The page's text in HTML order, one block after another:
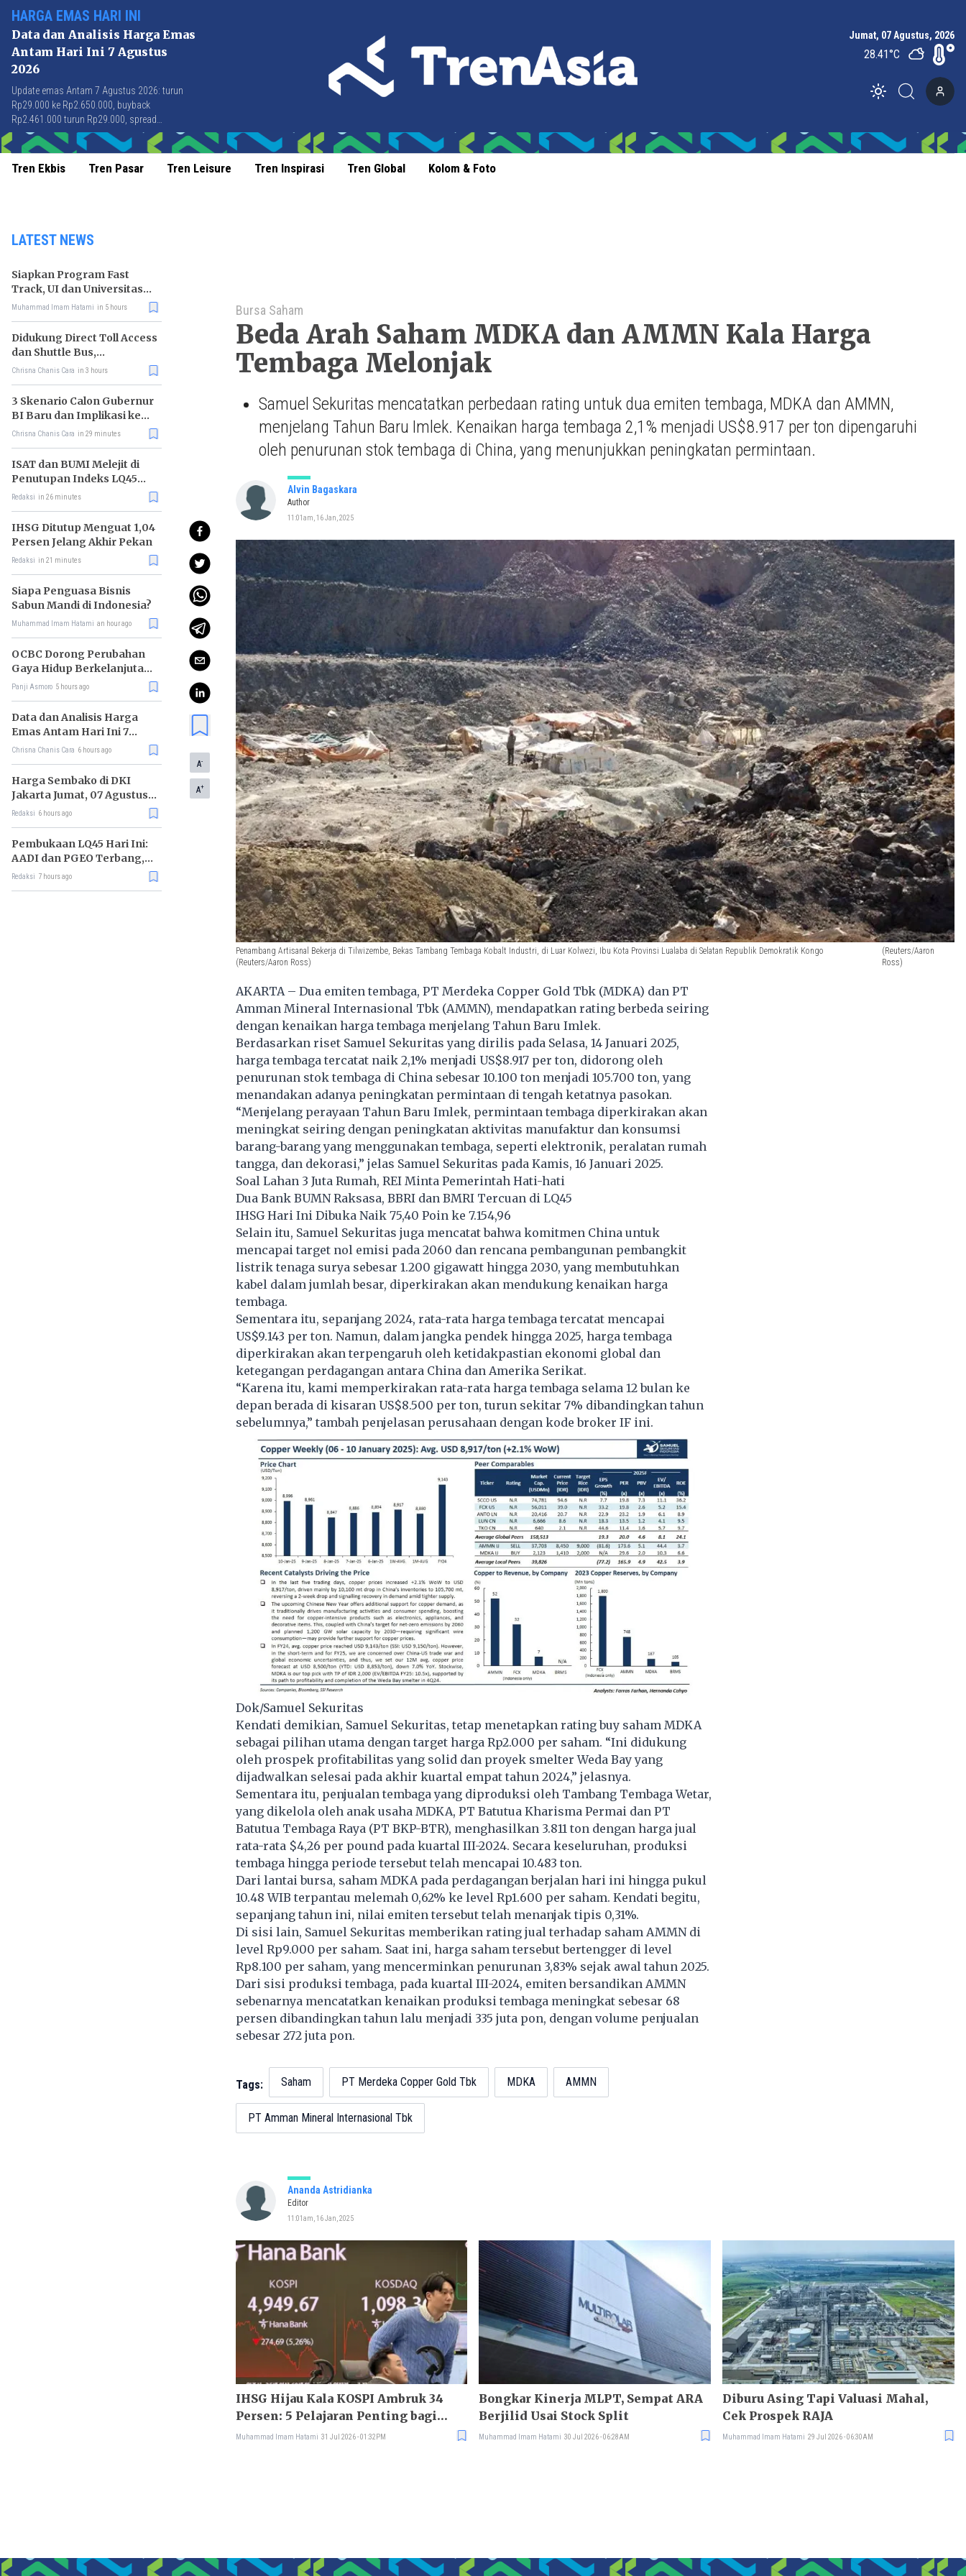
HARGA EMAS HARI INI
Data dan Analisis Harga Emas
Antam Hari Ini 7 Agustus
2026
Update emas Antam 7 Agustus 2026: turun
Rp29.000 ke Rp2.650.000, buyback
Rp2.461.000 turun Rp29.000, spread
Rp189.000 stabil di level terbaik sejak April
2026.
Jumat, 07 Agustus, 2026
28.41°C
Toggle theme
Tren Ekbis Tren Pasar Tren Leisure Tren Inspirasi Tren Global Kolom & Foto
LATEST NEWS
Siapkan Program Fast
Track, UI dan Universitas
Agung Podomoro Jalin
Muhammad Imam Hatami in 5 hours
Didukung Direct Toll Access
dan Shuttle Bus,
Paramount Petals Kian
Chrisna Chanis Cara in 3 hours
3 Skenario Calon Gubernur
BI Baru dan Implikasi ke
Pasar
Chrisna Chanis Cara in 29 minutes
ISAT dan BUMI Melejit di
Penutupan Indeks LQ45
Hari Ini
Redaksi in 26 minutes
IHSG Ditutup Menguat 1,04
Persen Jelang Akhir Pekan
Redaksi in 21 minutes
Siapa Penguasa Bisnis
Sabun Mandi di Indonesia?
Muhammad Imam Hatami an hour ago
OCBC Dorong Perubahan
Gaya Hidup Berkelanjutan
melalui Program RISE
Panji Asmoro 5 hours ago
Data dan Analisis Harga
Emas Antam Hari Ini 7
Agustus 2026
Chrisna Chanis Cara 6 hours ago
Harga Sembako di DKI
Jakarta Jumat, 07 Agustus
2026, Daging Sapi Naik, Gas
Redaksi 6 hours ago
Pembukaan LQ45 Hari Ini:
AADI dan PGEO Terbang,
HRTA Tiarap
Redaksi 7 hours ago
A-
A+
Bursa Saham
Beda Arah Saham MDKA dan AMMN Kala Harga
Tembaga Melonjak
Samuel Sekuritas mencatatkan perbedaan rating untuk dua emiten tembaga, MDKA dan AMMN,
menjelang Tahun Baru Imlek. Kenaikan harga tembaga 2,1% menjadi US$8.917 per ton dipengaruhi
oleh penurunan stok tembaga di China, yang menunjukkan peningkatan permintaan.
Alvin Bagaskara
Author
11:01am, 16 Jan, 2025
Penambang Artisanal Bekerja di Tilwizembe, Bekas Tambang Tembaga Kobalt Industri, di Luar Kolwezi, Ibu Kota Provinsi Lualaba di Selatan Republik Demokratik Kongo
(Reuters/Aaron Ross)
(Reuters/Aaron
Ross)
AKARTA – Dua emiten tembaga, PT Merdeka Copper Gold Tbk (MDKA) dan PT
Amman Mineral Internasional Tbk (AMMN), mendapatkan rating berbeda seiring
dengan kenaikan harga tembaga menjelang Tahun Baru Imlek.
Berdasarkan riset Samuel Sekuritas yang dirilis pada Selasa, 14 Januari 2025,
harga tembaga tercatat naik 2,1% menjadi US$8.917 per ton, didorong oleh
penurunan stok tembaga di China sebesar 10.100 ton menjadi 105.700 ton, yang
menandakan adanya peningkatan permintaan di tengah ketatnya pasokan.
“Menjelang perayaan Tahun Baru Imlek, permintaan tembaga diperkirakan akan
meningkat seiring dengan peningkatan aktivitas manufaktur dan konsumsi
barang-barang yang menggunakan tembaga, seperti elektronik, peralatan rumah
tangga, dan dekorasi,” jelas Samuel Sekuritas pada Kamis, 16 Januari 2025.
Soal Lahan 3 Juta Rumah, REI Minta Pemerintah Hati-hati
Dua Bank BUMN Raksasa, BBRI dan BMRI Tercuan di LQ45
IHSG Hari Ini Dibuka Naik 75,40 Poin ke 7.154,96
Selain itu, Samuel Sekuritas juga mencatat bahwa komitmen China untuk
mencapai target nol emisi pada 2060 dan rencana pembangunan pembangkit
listrik tenaga surya sebesar 1.200 gigawatt hingga 2030, yang membutuhkan
kabel dalam jumlah besar, diperkirakan akan mendukung kenaikan harga
tembaga.
Sementara itu, sepanjang 2024, rata-rata harga tembaga tercatat mencapai
US$9.143 per ton. Namun, dalam jangka pendek hingga 2025, harga tembaga
diperkirakan akan terpengaruh oleh ketidakpastian ekonomi global dan
ketegangan perdagangan antara China dan Amerika Serikat.
“Karena itu, kami memperkirakan rata-rata harga tembaga selama 12 bulan ke
depan berada di kisaran US$8.500 per ton, turun sekitar 7% dibandingkan tahun
sebelumnya,” tambah penjelasan perusahaan dengan kode broker IF ini.
Dok/Samuel Sekuritas
Kendati demikian, Samuel Sekuritas, tetap menetapkan rating buy saham MDKA
sebagai pilihan utama dengan target harga Rp2.000 per saham. “Ini didukung
oleh prospek profitabilitas yang solid dan proyek smelter Weda Bay yang
dijadwalkan selesai pada akhir kuartal empat tahun 2024,” jelasnya.
Sementara itu, penjualan tembaga yang diproduksi oleh Tambang Tembaga Wetar,
yang dikelola oleh anak usaha MDKA, PT Batutua Kharisma Permai dan PT
Batutua Tembaga Raya (PT BKP-BTR), menghasilkan 3.811 ton dengan harga jual
rata-rata $4,26 per pound pada kuartal III-2024. Secara keseluruhan, produksi
tembaga hingga periode tersebut telah mencapai 10.483 ton.
Dari lantai bursa, saham MDKA pada perdagangan berjalan hari ini hingga pukul
10.48 WIB terpantau melemah 0,62% ke level Rp1.600 per saham. Kendati begitu,
sepanjang tahun ini, nilai emiten tersebut telah menanjak tipis 0,31%.
Di sisi lain, Samuel Sekuritas memberikan rating jual terhadap saham AMMN di
level Rp9.000 per saham. Saat ini, harga saham tersebut bertengger di level
Rp8.100 per saham, yang mencerminkan penurunan 3,83% sejak awal tahun 2025.
Dari sisi produksi tembaga, pada kuartal III-2024, emiten bersandikan AMMN
sebenarnya mencatatkan kenaikan produksi tembaga meningkat sebesar 68
persen dibandingkan tahun lalu menjadi 335 juta pon, dengan volume penjualan
sebesar 272 juta pon.
Tags: Saham PT Merdeka Copper Gold Tbk MDKA AMMN
PT Amman Mineral Internasional Tbk
Ananda Astridianka
Editor
11:01am, 16 Jan, 2025
IHSG Hijau Kala KOSPI Ambruk 34
Persen: 5 Pelajaran Penting bagi
Investor
Muhammad Imam Hatami 31 Jul 2026 - 01:32PM
Bongkar Kinerja MLPT, Sempat ARA
Berjilid Usai Stock Split
Muhammad Imam Hatami 30 Jul 2026 - 06:28AM
Diburu Asing Tapi Valuasi Mahal,
Cek Prospek RAJA
Muhammad Imam Hatami 29 Jul 2026 - 06:30AM